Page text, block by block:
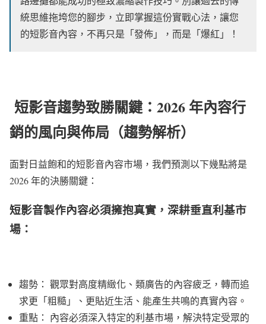
統思維拖垮您的腳步，立即掌握這份實戰心法，讓您
的短影音內容，不再只是「發佈」，而是「爆紅」！
短影音趨勢致勝關鍵：2026 年內容行
銷的風向與佈局（趨勢解析）
面對日益飽和的短影音內容市場，我們預測以下幾點將是
2026 年的決勝關鍵：
短影音製作內容必須擁抱真實，深耕垂直利基市
場：
趨勢： 觀眾對高度精緻化、類廣告的內容疲乏，轉而追
求更「粗糙」、更貼近生活、能產生共鳴的真實內容。
重點： 內容必須深入特定的利基市場，解決特定受眾的